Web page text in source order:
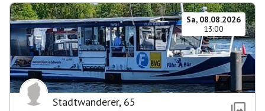
Sa, 08.08.2026
13:00
Stadtwanderer, 65